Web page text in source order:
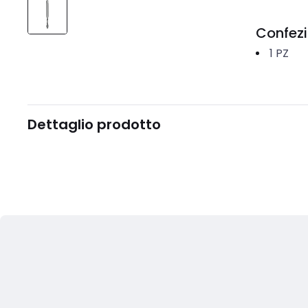
1 PZ
Dettaglio prodotto